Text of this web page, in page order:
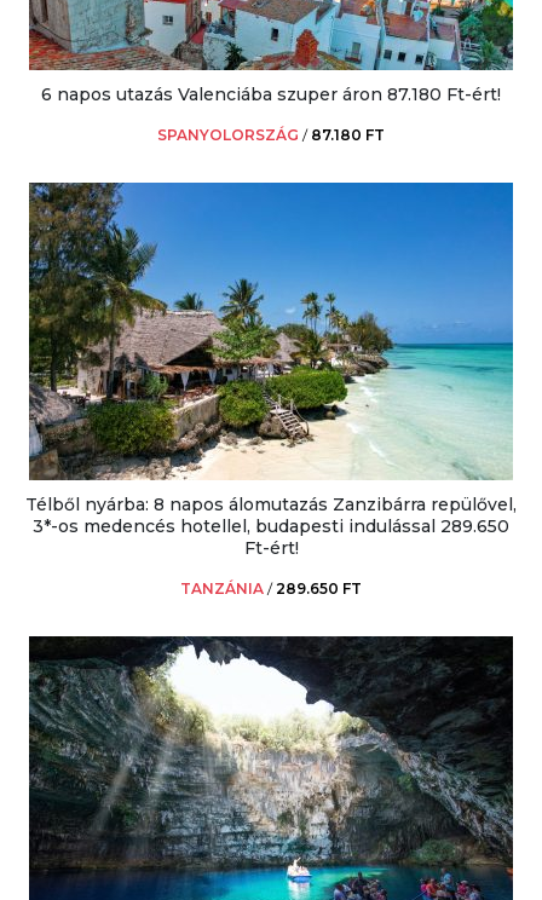
6 napos utazás Valenciába szuper áron 87.180 Ft-ért!
SPANYOLORSZÁG / 87.180 FT
Télből nyárba: 8 napos álomutazás Zanzibárra repülővel,
3*-os medencés hotellel, budapesti indulással 289.650
Ft-ért!
TANZÁNIA /289.650 FT